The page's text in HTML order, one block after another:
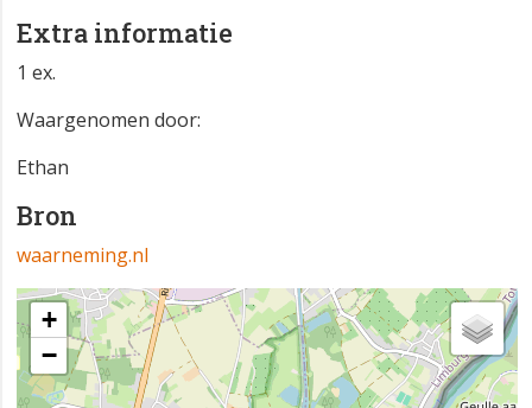
Extra informatie
1 ex.
Waargenomen door:
Ethan
Bron
waarneming.nl
+
−